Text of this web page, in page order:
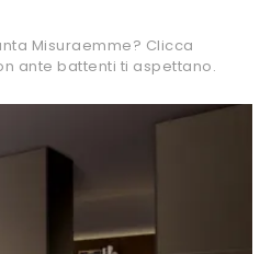
Misuraemme? Clicca
ante battenti ti aspettano.